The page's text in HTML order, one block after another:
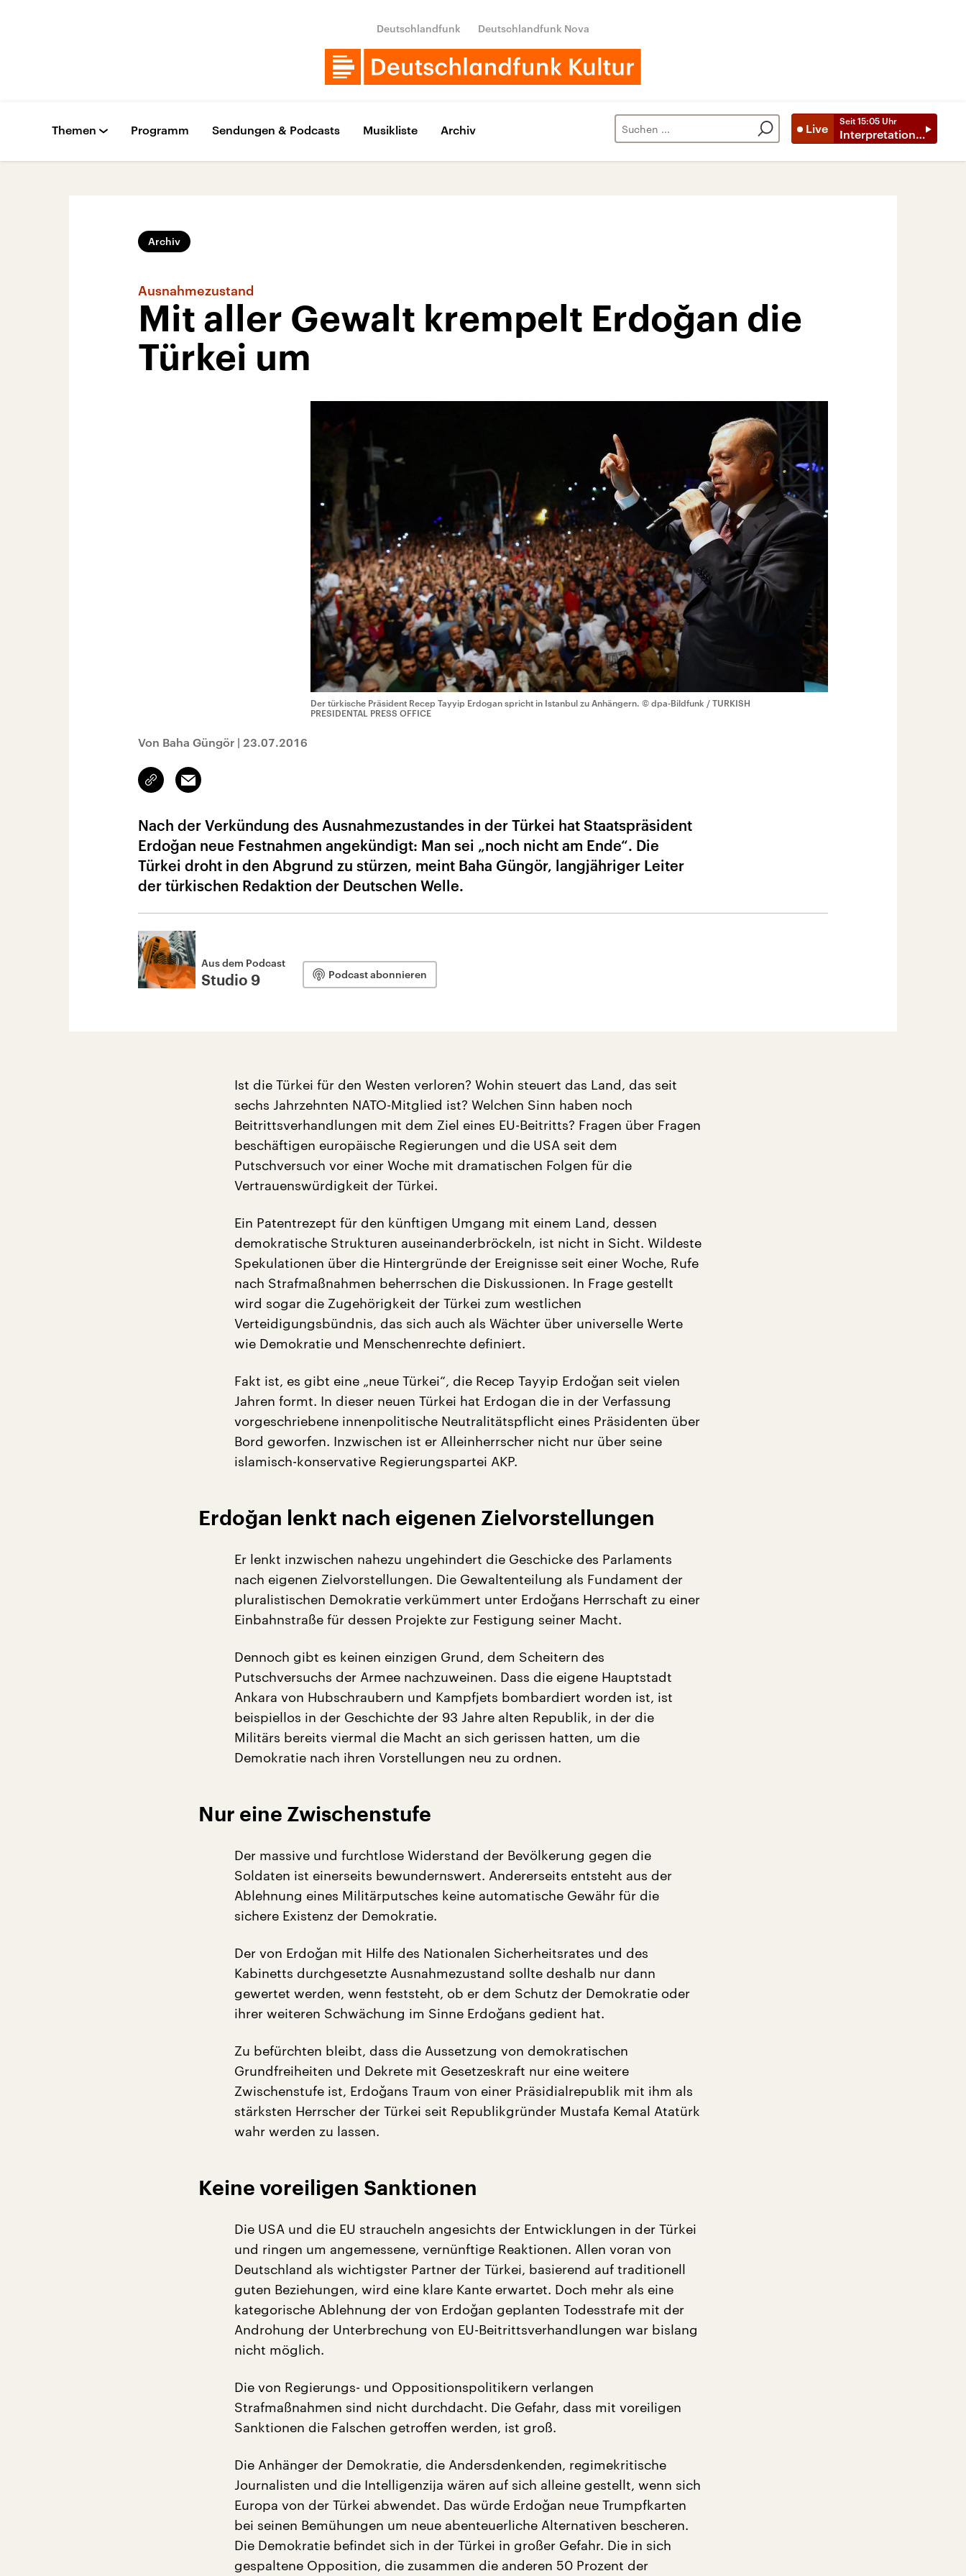
Deutschlandfunk Deutschlandfunk Nova
Live
Seit 15:05 Uhr
Interpretationen
Themen Programm Sendungen & Podcasts Musikliste Archiv
Archiv
Ausnahmezustand
Mit aller Gewalt krempelt Erdoğan die
Türkei um
Der türkische Präsident Recep Tayyip Erdogan spricht in Istanbul zu Anhängern. © dpa-Bildfunk / TURKISH
PRESIDENTAL PRESS OFFICE
Von Baha Güngör | 23.07.2016
Link
kopieren/teilen
Email
Nach der Verkündung des Ausnahmezustandes in der Türkei hat Staatspräsident
Erdoğan neue Festnahmen angekündigt: Man sei „noch nicht am Ende“. Die
Türkei droht in den Abgrund zu stürzen, meint Baha Güngör, langjähriger Leiter
der türkischen Redaktion der Deutschen Welle.
Aus dem Podcast
Studio 9 Podcast abonnieren
Ist die Türkei für den Westen verloren? Wohin steuert das Land, das seit
sechs Jahrzehnten NATO-Mitglied ist? Welchen Sinn haben noch
Beitrittsverhandlungen mit dem Ziel eines EU-Beitritts? Fragen über Fragen
beschäftigen europäische Regierungen und die USA seit dem
Putschversuch vor einer Woche mit dramatischen Folgen für die
Vertrauenswürdigkeit der Türkei.
Ein Patentrezept für den künftigen Umgang mit einem Land, dessen
demokratische Strukturen auseinanderbröckeln, ist nicht in Sicht. Wildeste
Spekulationen über die Hintergründe der Ereignisse seit einer Woche, Rufe
nach Strafmaßnahmen beherrschen die Diskussionen. In Frage gestellt
wird sogar die Zugehörigkeit der Türkei zum westlichen
Verteidigungsbündnis, das sich auch als Wächter über universelle Werte
wie Demokratie und Menschenrechte definiert.
Fakt ist, es gibt eine „neue Türkei“, die Recep Tayyip Erdoğan seit vielen
Jahren formt. In dieser neuen Türkei hat Erdogan die in der Verfassung
vorgeschriebene innenpolitische Neutralitätspflicht eines Präsidenten über
Bord geworfen. Inzwischen ist er Alleinherrscher nicht nur über seine
islamisch-konservative Regierungspartei AKP.
Erdoğan lenkt nach eigenen Zielvorstellungen
Er lenkt inzwischen nahezu ungehindert die Geschicke des Parlaments
nach eigenen Zielvorstellungen. Die Gewaltenteilung als Fundament der
pluralistischen Demokratie verkümmert unter Erdoğans Herrschaft zu einer
Einbahnstraße für dessen Projekte zur Festigung seiner Macht.
Dennoch gibt es keinen einzigen Grund, dem Scheitern des
Putschversuchs der Armee nachzuweinen. Dass die eigene Hauptstadt
Ankara von Hubschraubern und Kampfjets bombardiert worden ist, ist
beispiellos in der Geschichte der 93 Jahre alten Republik, in der die
Militärs bereits viermal die Macht an sich gerissen hatten, um die
Demokratie nach ihren Vorstellungen neu zu ordnen.
Nur eine Zwischenstufe
Der massive und furchtlose Widerstand der Bevölkerung gegen die
Soldaten ist einerseits bewundernswert. Andererseits entsteht aus der
Ablehnung eines Militärputsches keine automatische Gewähr für die
sichere Existenz der Demokratie.
Der von Erdoğan mit Hilfe des Nationalen Sicherheitsrates und des
Kabinetts durchgesetzte Ausnahmezustand sollte deshalb nur dann
gewertet werden, wenn feststeht, ob er dem Schutz der Demokratie oder
ihrer weiteren Schwächung im Sinne Erdoğans gedient hat.
Zu befürchten bleibt, dass die Aussetzung von demokratischen
Grundfreiheiten und Dekrete mit Gesetzeskraft nur eine weitere
Zwischenstufe ist, Erdoğans Traum von einer Präsidialrepublik mit ihm als
stärksten Herrscher der Türkei seit Republikgründer Mustafa Kemal Atatürk
wahr werden zu lassen.
Keine voreiligen Sanktionen
Die USA und die EU straucheln angesichts der Entwicklungen in der Türkei
und ringen um angemessene, vernünftige Reaktionen. Allen voran von
Deutschland als wichtigster Partner der Türkei, basierend auf traditionell
guten Beziehungen, wird eine klare Kante erwartet. Doch mehr als eine
kategorische Ablehnung der von Erdoğan geplanten Todesstrafe mit der
Androhung der Unterbrechung von EU-Beitrittsverhandlungen war bislang
nicht möglich.
Die von Regierungs- und Oppositionspolitikern verlangen
Strafmaßnahmen sind nicht durchdacht. Die Gefahr, dass mit voreiligen
Sanktionen die Falschen getroffen werden, ist groß.
Die Anhänger der Demokratie, die Andersdenkenden, regimekritische
Journalisten und die Intelligenzija wären auf sich alleine gestellt, wenn sich
Europa von der Türkei abwendet. Das würde Erdoğan neue Trumpfkarten
bei seinen Bemühungen um neue abenteuerliche Alternativen bescheren.
Die Demokratie befindet sich in der Türkei in großer Gefahr. Die in sich
gespaltene Opposition, die zusammen die anderen 50 Prozent der